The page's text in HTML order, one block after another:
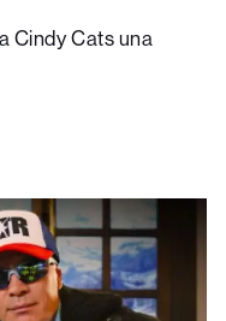
Cindy Cats una